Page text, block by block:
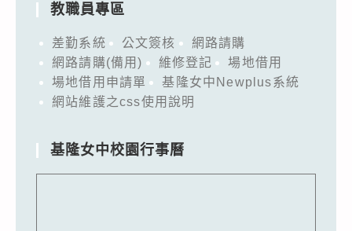
教職員專區
差勤系統 公文簽核
網路請購
網路請購(備用)
維修登記
場地借用
場地借用申請單
基隆女中Newplus系統
網站維護之css使用說明
基隆女中校園行事曆